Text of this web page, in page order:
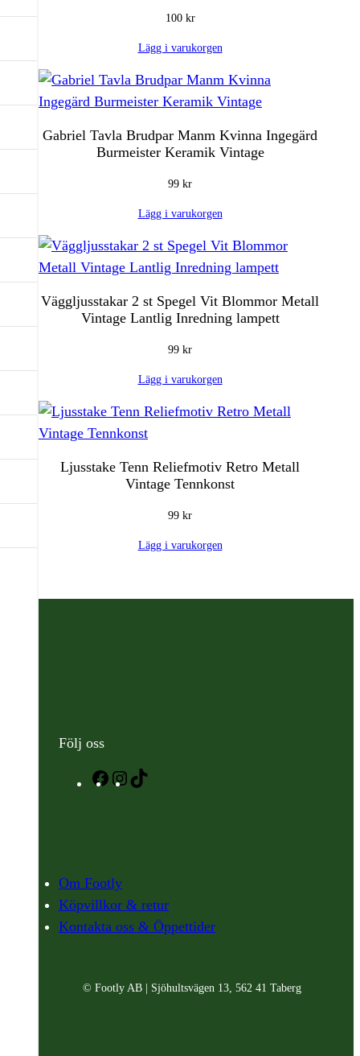
100 kr
Lägg i varukorgen
Gabriel Tavla Brudpar Manm Kvinna Ingegärd
Burmeister Keramik Vintage
99 kr
Lägg i varukorgen
Väggljusstakar 2 st Spegel Vit Blommor Metall
Vintage Lantlig Inredning lampett
99 kr
Lägg i varukorgen
Ljusstake Tenn Reliefmotiv Retro Metall
Vintage Tennkonst
99 kr
Lägg i varukorgen
Följ oss
Facebook
Instagram
Om Footly
Köpvillkor & retur
Kontakta oss & Öppettider
© Footly AB | Sjöhultsvägen 13, 562 41 Taberg